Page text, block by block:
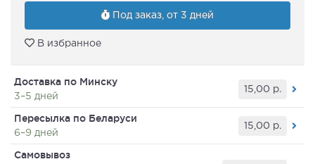
Под заказ, от 3 дней
В избранное
Доставка по Минску
3–5 дней
15,00 р.
Пересылка по Беларуси
6–9 дней
15,00 р.
Самовывоз